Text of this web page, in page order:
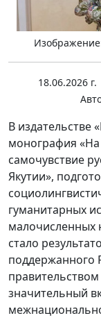
18.06.2026 г.
В издательстве
монография «На
самочувствие
Якутии»,
гуманитарных
малочисленных
стало
поддержанного
значительный